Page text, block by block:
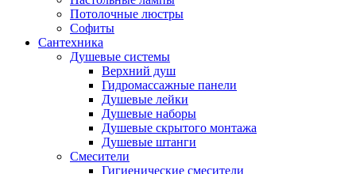
Потолочные люстры
Софиты
Сантехника
Душевые системы
Верхний душ
Гидромассажные панели
Душевые лейки
Душевые наборы
Душевые скрытого монтажа
Душевые штанги
Смесители
Гигиенические смесители